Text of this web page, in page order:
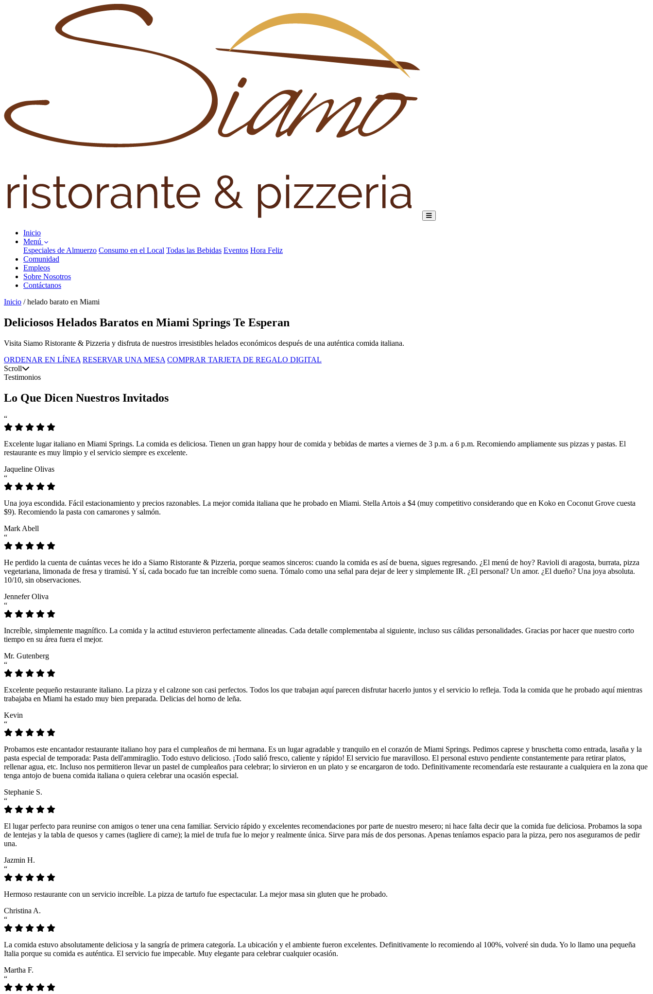
Inicio
Menú
Especiales de Almuerzo Consumo en el Local Todas las Bebidas Eventos Hora Feliz
Comunidad
Empleos
Sobre Nosotros
Contáctanos
Inicio / helado barato en Miami
Deliciosos Helados Baratos en Miami Springs Te Esperan
Visita Siamo Ristorante & Pizzeria y disfruta de nuestros irresistibles helados económicos después de una auténtica comida italiana.
ORDENAR EN LÍNEA RESERVAR UNA MESA COMPRAR TARJETA DE REGALO DIGITAL
Scroll
Testimonios
Lo Que Dicen Nuestros Invitados
“
Excelente lugar italiano en Miami Springs. La comida es deliciosa. Tienen un gran happy hour de comida y bebidas de martes a viernes de 3 p.m. a 6 p.m. Recomiendo ampliamente sus pizzas y pastas. El
restaurante es muy limpio y el servicio siempre es excelente.
Jaqueline Olivas
“
Una joya escondida. Fácil estacionamiento y precios razonables. La mejor comida italiana que he probado en Miami. Stella Artois a $4 (muy competitivo considerando que en Koko en Coconut Grove cuesta
$9). Recomiendo la pasta con camarones y salmón.
Mark Abell
“
He perdido la cuenta de cuántas veces he ido a Siamo Ristorante & Pizzeria, porque seamos sinceros: cuando la comida es así de buena, sigues regresando. ¿El menú de hoy? Ravioli di aragosta, burrata, pizza
vegetariana, limonada de fresa y tiramisú. Y sí, cada bocado fue tan increíble como suena. Tómalo como una señal para dejar de leer y simplemente IR. ¿El personal? Un amor. ¿El dueño? Una joya absoluta.
10/10, sin observaciones.
Jennefer Oliva
“
Increíble, simplemente magnífico. La comida y la actitud estuvieron perfectamente alineadas. Cada detalle complementaba al siguiente, incluso sus cálidas personalidades. Gracias por hacer que nuestro corto
tiempo en su área fuera el mejor.
Mr. Gutenberg
“
Excelente pequeño restaurante italiano. La pizza y el calzone son casi perfectos. Todos los que trabajan aquí parecen disfrutar hacerlo juntos y el servicio lo refleja. Toda la comida que he probado aquí mientras
trabajaba en Miami ha estado muy bien preparada. Delicias del horno de leña.
Kevin
“
Probamos este encantador restaurante italiano hoy para el cumpleaños de mi hermana. Es un lugar agradable y tranquilo en el corazón de Miami Springs. Pedimos caprese y bruschetta como entrada, lasaña y la
pasta especial de temporada: Pasta dell'ammiraglio. Todo estuvo delicioso. ¡Todo salió fresco, caliente y rápido! El servicio fue maravilloso. El personal estuvo pendiente constantemente para retirar platos,
rellenar agua, etc. Incluso nos permitieron llevar un pastel de cumpleaños para celebrar; lo sirvieron en un plato y se encargaron de todo. Definitivamente recomendaría este restaurante a cualquiera en la zona que
tenga antojo de buena comida italiana o quiera celebrar una ocasión especial.
Stephanie S.
“
El lugar perfecto para reunirse con amigos o tener una cena familiar. Servicio rápido y excelentes recomendaciones por parte de nuestro mesero; ni hace falta decir que la comida fue deliciosa. Probamos la sopa
de lentejas y la tabla de quesos y carnes (tagliere di carne); la miel de trufa fue lo mejor y realmente única. Sirve para más de dos personas. Apenas teníamos espacio para la pizza, pero nos aseguramos de pedir
una.
Jazmin H.
“
Hermoso restaurante con un servicio increíble. La pizza de tartufo fue espectacular. La mejor masa sin gluten que he probado.
Christina A.
“
La comida estuvo absolutamente deliciosa y la sangría de primera categoría. La ubicación y el ambiente fueron excelentes. Definitivamente lo recomiendo al 100%, volveré sin duda. Yo lo llamo una pequeña
Italia porque su comida es auténtica. El servicio fue impecable. Muy elegante para celebrar cualquier ocasión.
Martha F.
“